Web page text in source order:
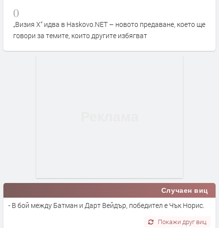
0
„Визия Х“ идва в Haskovo.NET – новото предаване, което ще
говори за темите, които другите избягват
Случаен виц
- В бой между Батман и Дарт Вейдър, победител е Чък Норис.
Покажи друг виц